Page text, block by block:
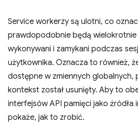
Service workerzy są ulotni, co
prawdopodobnie będą wielokrotnie
wykonywani i zamykani podczas
użytkownika. Oznacza to również,
dostępne w zmiennych globalnych,
kontekst został usunięty. Aby to
interfejsów API pamięci jako źródła
pokaże, jak to zrobić.